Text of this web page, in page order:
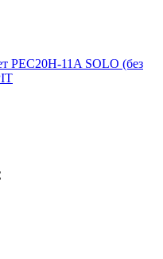
PEC20H-11A SOLO (без